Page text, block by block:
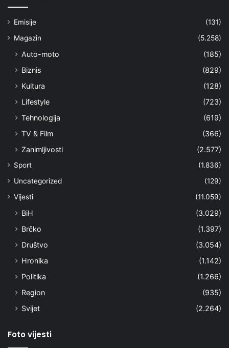
Emisije
(131)
Magazin
(5.258)
Auto-moto
(185)
Biznis
(829)
Kultura
(128)
Lifestyle
(723)
Tehnologija
(619)
TV & Film
(366)
Zanimljivosti
(2.577)
Sport
(1.836)
Uncategorized
(129)
Vijesti
(11.059)
BiH
(3.029)
Brčko
(1.397)
Društvo
(3.054)
Hronika
(1.142)
Politika
(1.266)
Region
(935)
Svijet
(2.264)
Foto vijesti